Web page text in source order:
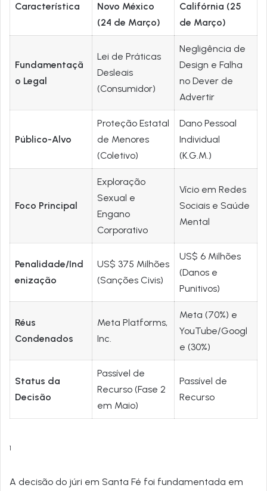
Característica
Novo México
(24 de Março)
Califórnia (25
de Março)
Fundamentaçã
o Legal
Lei de Práticas
Desleais
(Consumidor)
Negligência de
Design e Falha
no Dever de
Advertir
Público-Alvo
Proteção Estatal
de Menores
(Coletivo)
Dano Pessoal
Individual
(K.G.M.)
Foco Principal
Exploração
Sexual e
Engano
Corporativo
Vício em Redes
Sociais e Saúde
Mental
Penalidade/Ind
enização
US$ 375 Milhões
(Sanções Civis)
US$ 6 Milhões
(Danos e
Punitivos)
Réus
Condenados
Meta Platforms,
Inc.
Meta (70%) e
YouTube/Googl
e (30%)
Status da
Decisão
Passível de
Recurso (Fase 2
em Maio)
Passível de
Recurso
1
A decisão do júri em Santa Fé foi fundamentada em